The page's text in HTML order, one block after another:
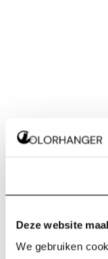
Deze website
We gebruiken